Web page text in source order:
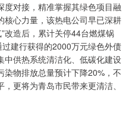
对接，精准掌握其绿色项目融
核心力量，该热电公司早已深耕
改造后，累计关停44台燃煤锅
建行获得的2000万元绿色外债
中供热系统清洁化、低碳化建设
物排放总量预计下降20%，不
更将为青岛市民带来更清洁、